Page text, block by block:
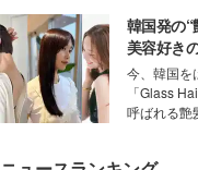
取締役兼ク
ター・茅野
個性に寄り
衣装作りは
気と自信
韓国発の
美容好き
「ヘアケ
今、韓国を
「Glass
呼ばれる艶